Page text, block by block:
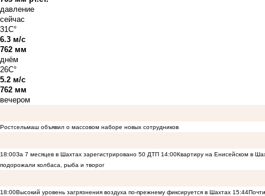
давление
сейчас
31C°
6.3 м/с
762 мм
днём
26C°
5.2 м/с
762 мм
вечером
Ростсельмаш объявил о массовом наборе новых сотрудников
18:00За 7 месяцев в Шахтах зарегистрировано 50 ДТП 14:00Квартиру на Енисейском в
подорожали колбаса, рыба и творог
18:00Высокий уровень загрязнения воздуха по-прежнему фиксируется в Шахтах 15:44